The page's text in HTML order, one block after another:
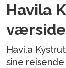
Havila
værside
Havila
sine